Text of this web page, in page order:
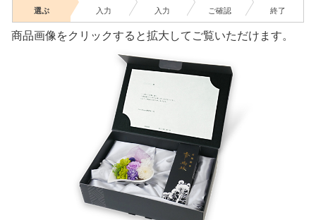
選ぶ 入力 入力 ご確認 終了
商品画像をクリックすると拡大してご覧いただけます。